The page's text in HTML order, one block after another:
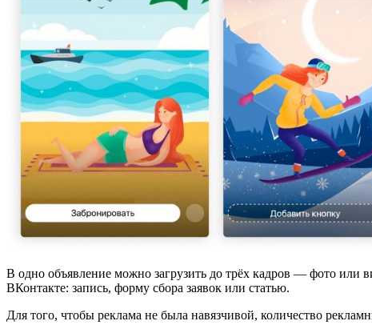
В одно объявление можно загрузить до трёх кадров — фото
ВКонтакте: запись, форму сбора заявок или статью.
Для того, чтобы реклама не была навязчивой, количество